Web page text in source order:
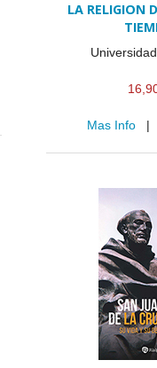
LA RELIGION
Mas Info